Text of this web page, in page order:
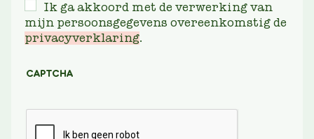
Ik ga akkoord met de verwerking van
mijn persoonsgegevens overeenkomstig de
privacyverklaring.
CAPTCHA